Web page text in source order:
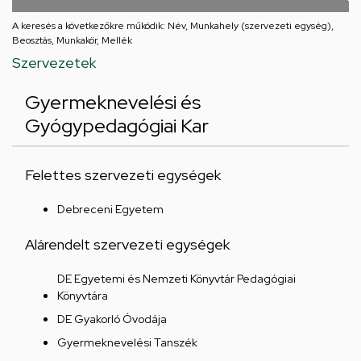
A keresés a következőkre működik: Név, Munkahely (szervezeti egység),
Beosztás, Munkakör, Mellék
Szervezetek
Gyermeknevelési és
Gyógypedagógiai Kar
Felettes szervezeti egységek
Debreceni Egyetem
Alárendelt szervezeti egységek
DE Egyetemi és Nemzeti Könyvtár Pedagógiai
Könyvtára
DE Gyakorló Óvodája
Gyermeknevelési Tanszék